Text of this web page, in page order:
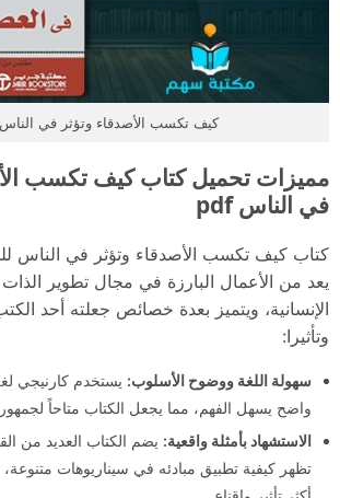
كيف تكسب الأصدقاء وتؤثر في الناس pdf
مميزات تحميل كتاب كيف تكسب
في الناس pdf
كتاب كيف تكسب الأصدقاء وتؤثر في الناس
يعد من الأعمال البارزة في مجال تطوير الذات
الإنسانية، ويتميز بعدة خصائص جعلته أحد
وتأثيرا:
سهولة اللغة ووضوح الأسلوب: يستخدم كارنيجي
واضح يسهل الفهم، مما يجعل الكتاب متاحاً
الاستشهاد بأمثلة واقعية: يضم الكتاب العديد من
تظهر كيفية تطبيق مبادئه في سيناريوهات